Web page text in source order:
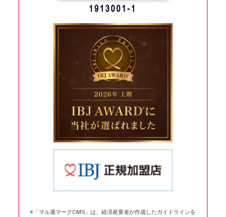
※「マル適マークCMS」は、経済産業省が作成したガイドラインを